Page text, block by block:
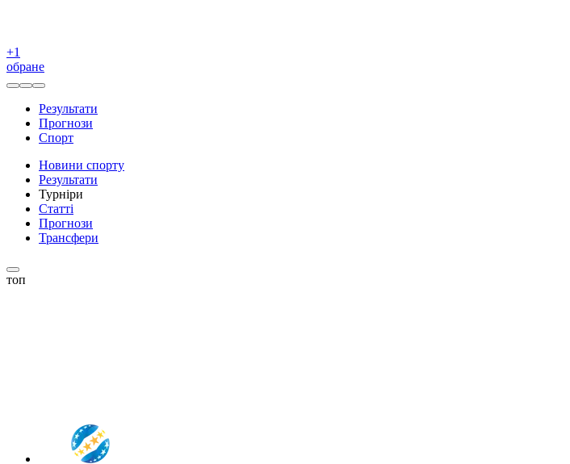
+1
обране
Результати
Прогнози
Спорт
Новини спорту
Результати
Турніри
Статті
Прогнози
Трансфери
топ